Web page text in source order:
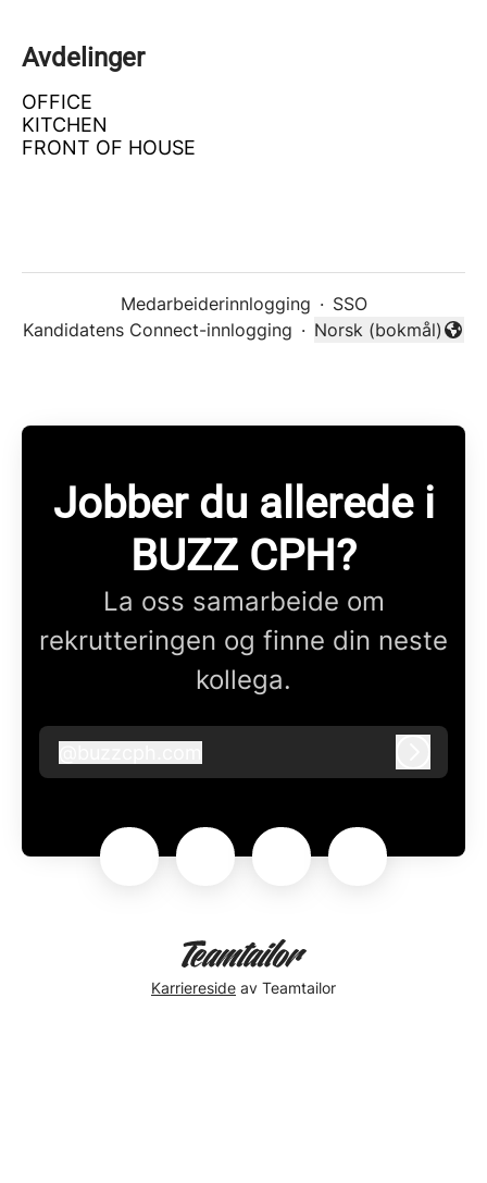
Avdelinger
OFFICE
KITCHEN
FRONT OF HOUSE
Medarbeiderinnlogging · SSO
Kandidatens Connect-innlogging ·
Endre språk
Norsk (bokmål)
Jobber du allerede i
BUZZ CPH?
La oss samarbeide om
rekrutteringen og finne din neste
kollega.
buzzcph.com
Karriereside av Teamtailor